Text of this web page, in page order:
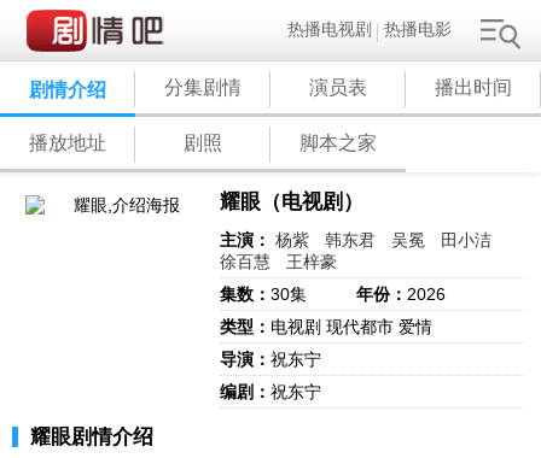
热播电视剧 热播电影
剧情介绍 分集剧情 演员表 播出时间
播放地址 剧照 脚本之家
耀眼（电视剧）
主演： 杨紫 韩东君 吴冕
田小洁
徐百慧
王梓豪
集数：30集 年份： 2026
类型： 电视剧 现代都市 爱情
导演：祝东宁
编剧：祝东宁
耀眼剧情介绍